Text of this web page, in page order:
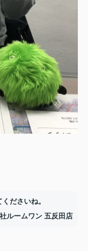
ださいね。
ルームワン 五反田店